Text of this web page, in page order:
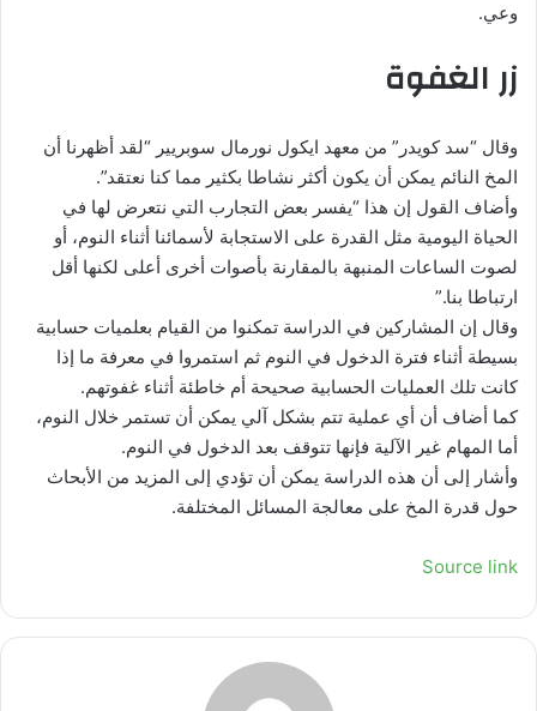
وعي.
زر الغفوة
وقال “سد كويدر” من معهد ايكول نورمال سوبريير “لقد أظهرنا أن
المخ النائم يمكن أن يكون أكثر نشاطا بكثير مما كنا نعتقد”.
وأضاف القول إن هذا “يفسر بعض التجارب التي نتعرض لها في
الحياة اليومية مثل القدرة على الاستجابة لأسمائنا أثناء النوم، أو
لصوت الساعات المنبهة بالمقارنة بأصوات أخرى أعلى لكنها أقل
ارتباطا بنا.”
وقال إن المشاركين في الدراسة تمكنوا من القيام بعلميات حسابية
بسيطة أثناء فترة الدخول في النوم ثم استمروا في معرفة ما إذا
كانت تلك العمليات الحسابية صحيحة أم خاطئة أثناء غفوتهم.
كما أضاف أن أي عملية تتم بشكل آلي يمكن أن تستمر خلال النوم،
أما المهام غير الآلية فإنها تتوقف بعد الدخول في النوم.
وأشار إلى أن هذه الدراسة يمكن أن تؤدي إلى المزيد من الأبحاث
حول قدرة المخ على معالجة المسائل المختلفة.
Source link